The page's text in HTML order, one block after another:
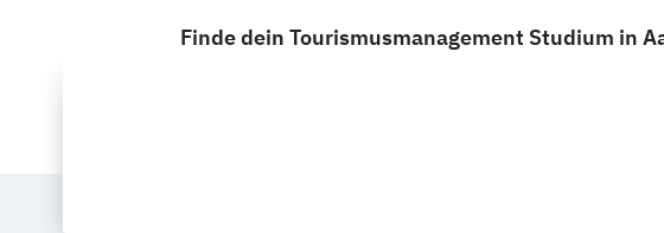
Finde dein Tourismusmanagement Studium in